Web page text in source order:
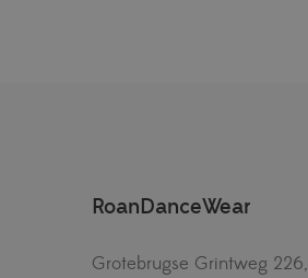
RoanDanceWear
Grotebrugse Grintweg 226,